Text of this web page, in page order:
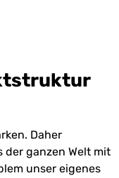
Daher
ganzen Welt mit
unser eigenes